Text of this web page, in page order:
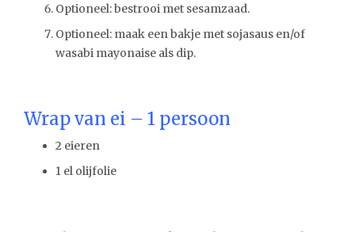
Optioneel: bestrooi met sesamzaad.
Optioneel: maak een bakje met sojasaus en/of
wasabi mayonaise als dip.
Wrap van ei – 1 persoon
2 eieren
1 el olijfolie